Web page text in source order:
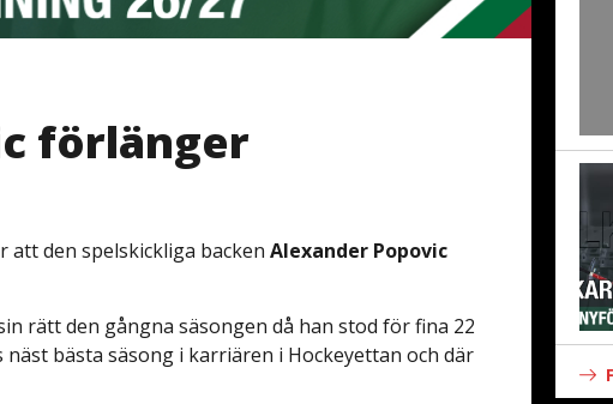
förlänger
att den spelskickliga backenAlexander Popovic
rätt den gångna säsongen då han stod för fina 22
bästa säsong i karriären i Hockeyettan och där